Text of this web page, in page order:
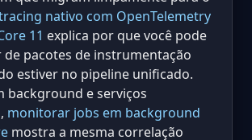
nativo com OpenTelemetry
11 explica por que você pode
de pacotes de instrumentação
estiver no pipeline unificado.
background e serviços
monitorar jobs em background
mostra a mesma correlação